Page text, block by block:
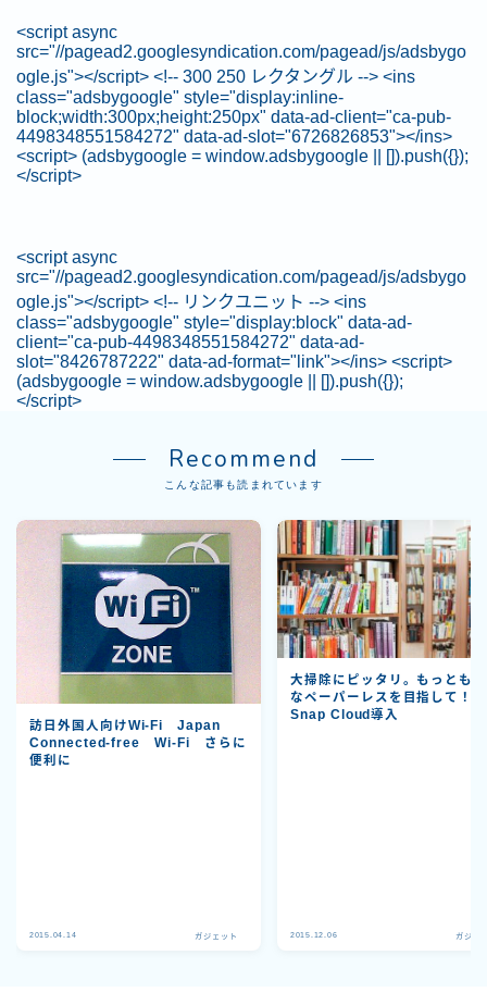
Follow Me
<script async
src="//pagead2.googlesyndication.com/pagead/js/adsbygo
ogle.js"></script> <!-- 300 250 レクタングル --> <ins
class="adsbygoogle" style="display:inline-
block;width:300px;height:250px" data-ad-client="ca-pub-
4498348551584272" data-ad-slot="6726826853"></ins>
<script> (adsbygoogle = window.adsbygoogle || []).push({});
</script>
<script async
src="//pagead2.googlesyndication.com/pagead/js/adsbygo
ogle.js"></script> <!-- リンクユニット --> <ins
class="adsbygoogle" style="display:block" data-ad-
client="ca-pub-4498348551584272" data-ad-
slot="8426787222" data-ad-format="link"></ins> <script>
(adsbygoogle = window.adsbygoogle || []).push({});
</script>
Recommend
こんな記事も読まれています
訪日外国人向けWi-Fi Japan
Connected-free Wi-Fi さらに
便利に
2015.04.14 ガジェット
大掃除にピッタリ。もっとも
なペーパーレスを目指して！
Snap Cloud導入
2015.12.06 ガジェ